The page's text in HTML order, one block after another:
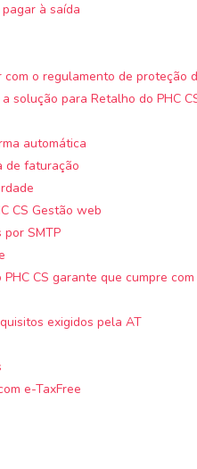
à saída
o regulamento de proteção
solução para Retalho do PHC
automática
de faturação
CS Gestão web
SMTP
CS garante que cumpre
exigidos pela AT
e-TaxFree